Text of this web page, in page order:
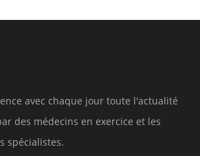
avec chaque jour toute l'actualité
des médecins en exercice et les
spécialistes.